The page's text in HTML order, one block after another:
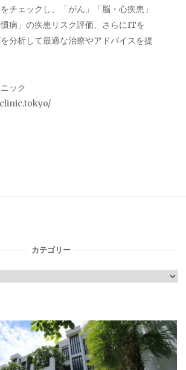
チェックし、「がん」「脳・心疾患」
慣病」の疾患リスク評価、さらにITを
分析して最適な治療やアドバイスを提
ック
カテゴリー